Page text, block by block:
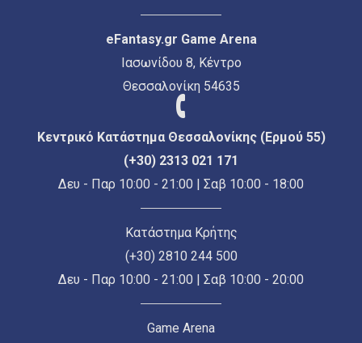
eFantasy.gr Game Arena
Ιασωνίδου 8, Κέντρο
Θεσσαλονίκη 54635
Κεντρικό Κατάστημα Θεσσαλονίκης (Ερμού 55)
(+30) 2313 021 171
Δευ - Παρ 10:00 - 21:00 | Σαβ 10:00 - 18:00
Κατάστημα Κρήτης
(+30) 2810 244 500
Δευ - Παρ 10:00 - 21:00 | Σαβ 10:00 - 20:00
Game Arena